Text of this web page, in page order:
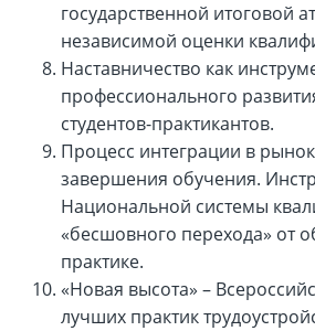
государственной итоговой
независимой оценки
Наставничество как
профессионального
студентов-практикантов.
Процесс интеграции в
завершения обучения.
Национальной системы
«бесшовного перехода» от
практике.
«Новая высота» –
лучших практик